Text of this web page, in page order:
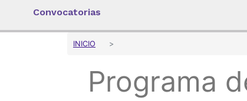
Convocatorias
Sobrescribir
INICIO
Programa